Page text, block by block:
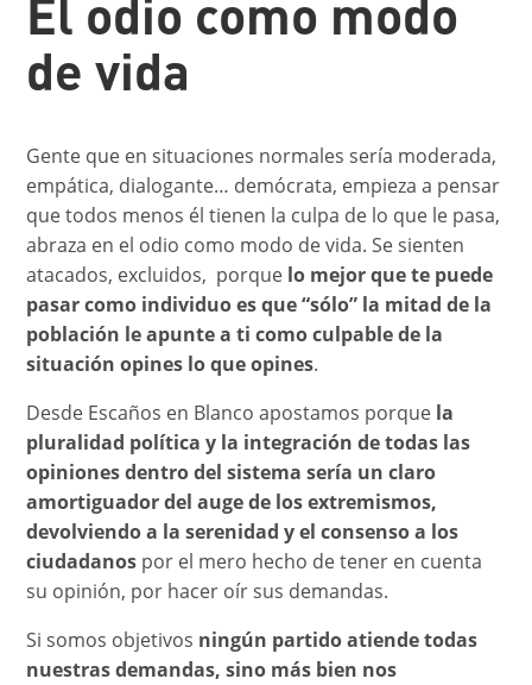
El odio como modo
de vida
Gente que en situaciones normales sería moderada,
empática, dialogante… demócrata, empieza a pensar
que todos menos él tienen la culpa de lo que le pasa,
abraza en el odio como modo de vida. Se sienten
atacados, excluidos, porque lo mejor que te puede
pasar como individuo es que “sólo” la mitad de la
población le apunte a ti como culpable de la
situación opines lo que opines.
Desde Escaños en Blanco apostamos porque la
pluralidad política y la integración de todas las
opiniones dentro del sistema sería un claro
amortiguador del auge de los extremismos,
devolviendo a la serenidad y el consenso a los
ciudadanos por el mero hecho de tener en cuenta
su opinión, por hacer oír sus demandas.
Si somos objetivos ningún partido atiende todas
nuestras demandas, sino más bien nos